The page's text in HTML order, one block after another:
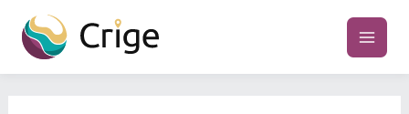
contenu
main